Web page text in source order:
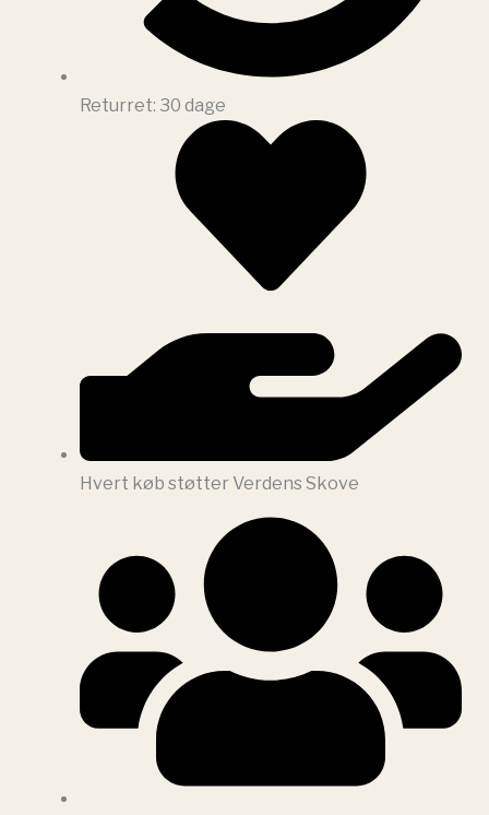
Returret: 30 dage
Hvert køb støtter Verdens Skove